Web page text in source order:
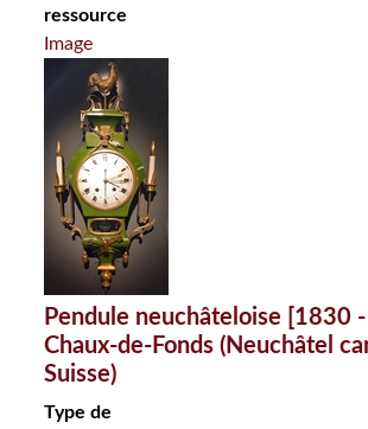
ressource
Image
Pendule neuchâteloise [1830
Chaux-de-Fonds (Neuchâtel
Suisse)
Type de